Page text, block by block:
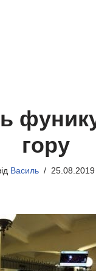
гору
Василь 25.08.2019